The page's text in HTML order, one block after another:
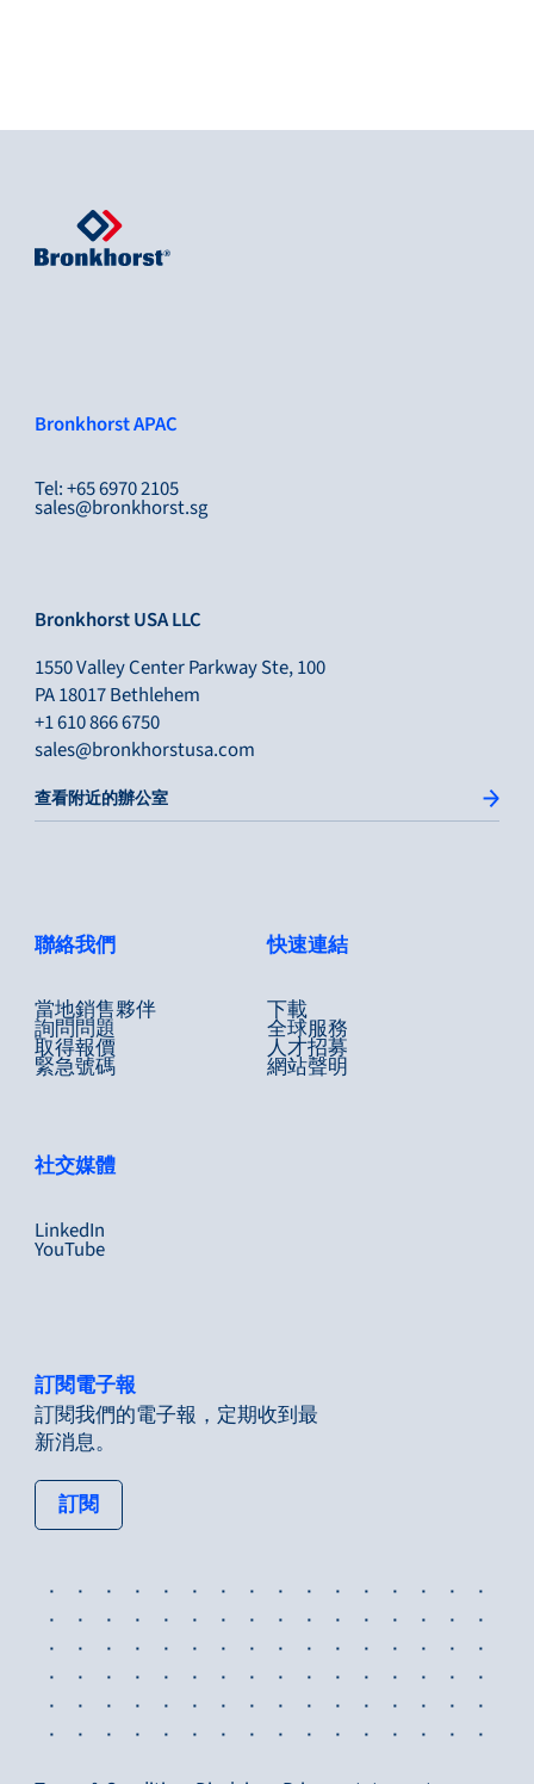
Bronkhorst APAC
Tel: +65 6970 2105
sales@bronkhorst.sg
Bronkhorst USA LLC
1550 Valley Center Parkway Ste, 100
PA 18017 Bethlehem
+1 610 866 6750
sales@bronkhorstusa.com
查看附近的辦公室
聯絡我們
當地銷售夥伴
詢問問題
取得報價
緊急號碼
快速連結
下載
全球服務
人才招募
網站聲明
社交媒體
LinkedIn
YouTube
訂閱電子報
訂閱我們的電子報，定期收到最
新消息。
訂閱: tertiary button